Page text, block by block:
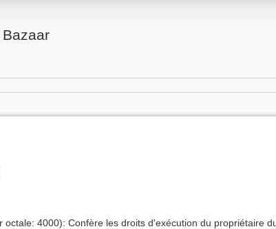
octale: 4000): Confère les droits d'exécution du propriétaire